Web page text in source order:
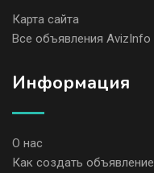
Карта сайта
Все объявления AvizInfo
Информация
О нас
Как создать объявление